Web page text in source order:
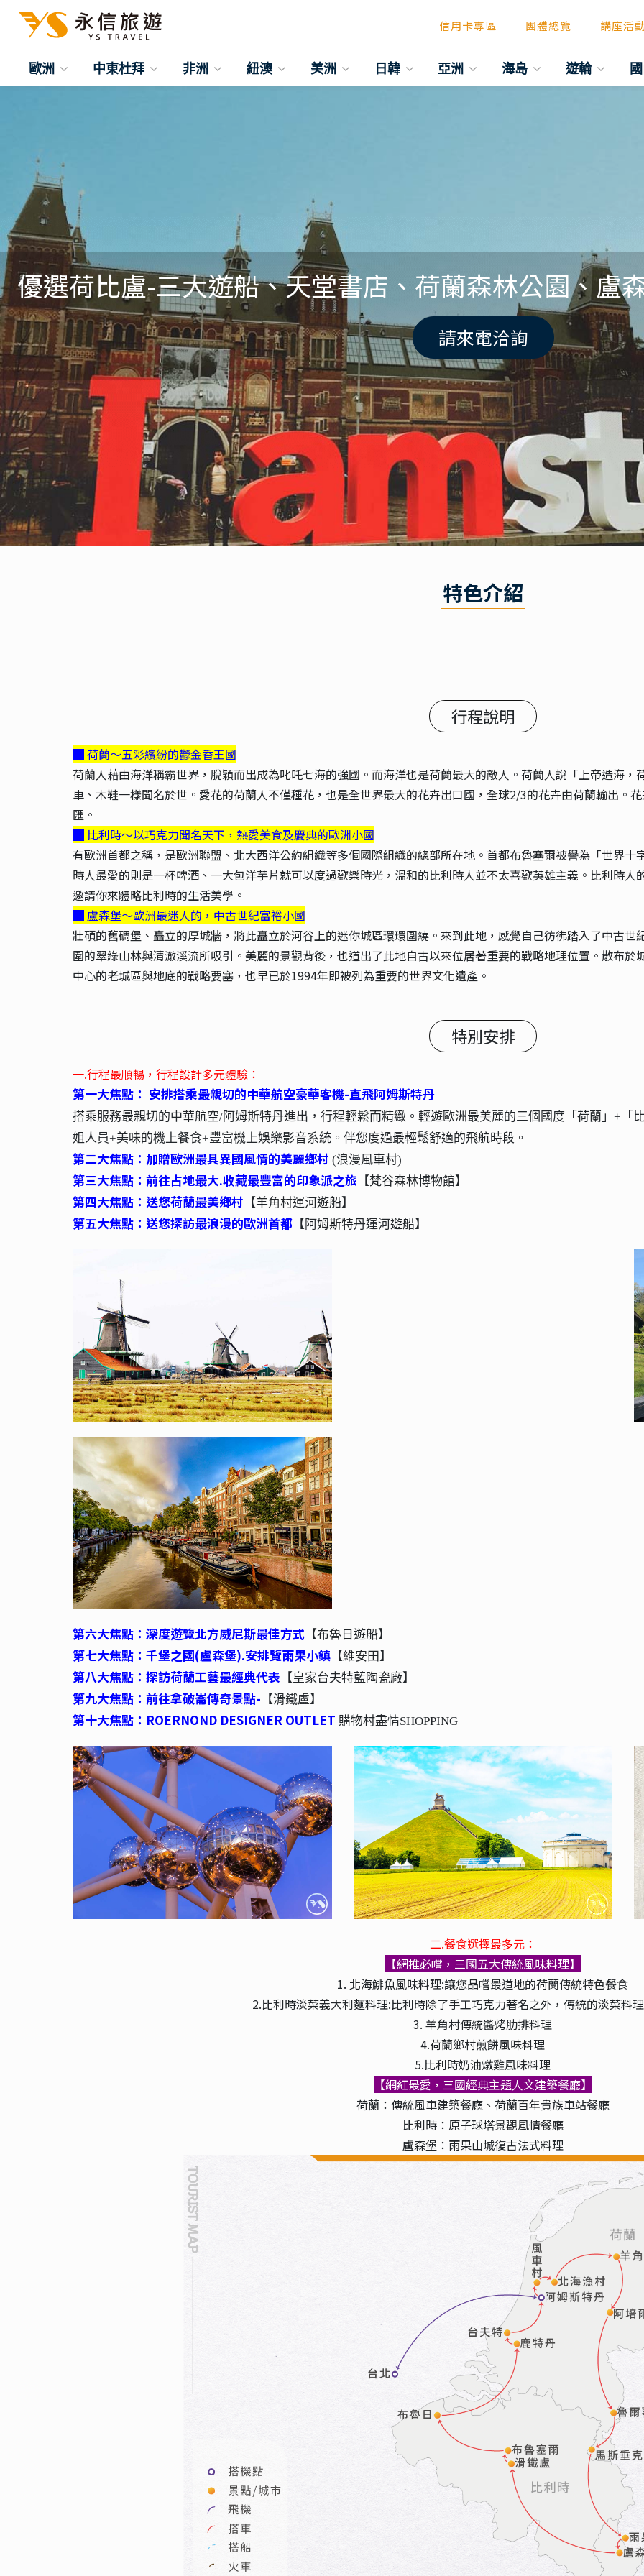
信用卡專區 團體總覽 講座活
歐洲 中東杜拜 非洲 紐澳 美洲 日韓 亞洲 海島 遊輪
優選荷比盧-三大遊船、天堂書店、荷蘭森林公園、盧
請來電洽詢
特色介紹
行程說明
█ 荷蘭～五彩繽紛的鬱金香王國
荷蘭人藉由海洋稱霸世界，脫穎而出成為叱吒七海的強國。而海洋也是荷蘭最大的敵人。荷蘭人說「上帝造海
車、木鞋一樣聞名於世。愛花的荷蘭人不僅種花，也是全世界最大的花卉出口國，全球2/3的花卉由荷蘭輸出。
匯。
█ 比利時～以巧克力聞名天下，熱愛美食及慶典的歐洲小國
有歐洲首都之稱，是歐洲聯盟、北大西洋公約組織等多個國際組織的總部所在地。首都布魯塞爾被譽為「世界
時人最愛的則是一杯啤酒、一大包洋芋片就可以度過歡樂時光，溫和的比利時人並不太喜歡英雄主義。比利時
邀請你來體略比利時的生活美學。
█ 盧森堡～歐洲最迷人的，中古世紀富裕小國
壯碩的舊碉堡、矗立的厚城牆，將此矗立於河谷上的迷你城區環環圍繞。來到此地，感覺自己彷彿踏入了中古
圍的翠綠山林與清澈溪流所吸引。美麗的景觀背後，也道出了此地自古以來位居著重要的戰略地理位置。散布
中心的老城區與地底的戰略要塞，也早已於1994年即被列為重要的世界文化遺產。
特別安排
一.行程最順暢，行程設計多元體驗：
第一大焦點： 安排搭乘最親切的中華航空豪華客機-直飛阿姆斯特丹
搭乘服務最親切的中華航空/阿姆斯特丹進出，行程輕鬆而精緻。輕遊歐洲最美麗的三個國度「荷蘭」+「
姐人員+美味的機上餐食+豐富機上娛樂影音系統。伴您度過最輕鬆舒適的飛航時段。
第二大焦點：加贈歐洲最具異國風情的美麗鄉村 (浪漫風車村)
第三大焦點：前往占地最大.收藏最豐富的印象派之旅 【梵谷森林博物館】
第四大焦點：送您荷蘭最美鄉村 【羊角村運河遊船】
第五大焦點：送您探訪最浪漫的歐洲首都【阿姆斯特丹運河遊船】
第六大焦點：深度遊覽北方威尼斯最佳方式【布魯日遊船】
第七大焦點：千堡之國(盧森堡).安排覽雨果小鎮【維安田】
第八大焦點：探訪荷蘭工藝最經典代表 【皇家台夫特藍陶瓷廠】
第九大焦點：前往拿破崙傳奇景點- 【滑鐵盧】
第十大焦點：ROERNOND DESIGNER OUTLET 購物村盡情SHOPPING
二.餐食選擇最多元：
【網推必嚐，三國五大傳統風味料理】
1. 北海鯡魚風味料理:讓您品嚐最道地的荷蘭傳統特色餐食
2.比利時淡菜義大利麵料理:比利時除了手工巧克力著名之外，傳統的淡菜料
3. 羊角村傳統醬烤肋排料理
4.荷蘭鄉村煎餅風味料理
5.比利時奶油燉雞風味料理
【網紅最愛，三國經典主題人文建築餐廳】
荷蘭：傳統風車建築餐廳、荷蘭百年貴族車站餐廳
比利時：原子球塔景觀風情餐廳
盧森堡：雨果山城復古法式料理